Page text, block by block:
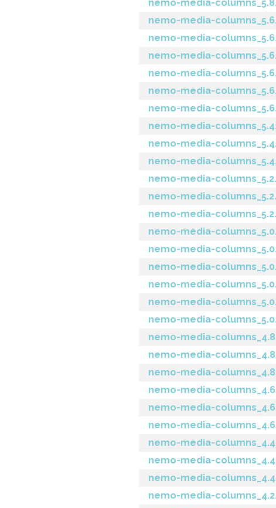
nemo-media-
nemo-media-
nemo-media-
nemo-media-
nemo-media-
nemo-media-
nemo-media-
nemo-media-
nemo-media-
nemo-media-
nemo-media-
nemo-media-
nemo-media-
nemo-media-
nemo-media-
nemo-media-
nemo-media-
nemo-media-
nemo-media-
nemo-media-
nemo-media-
nemo-media-
nemo-media-
nemo-media-
nemo-media-
nemo-media-
nemo-media-
nemo-media-
nemo-media-